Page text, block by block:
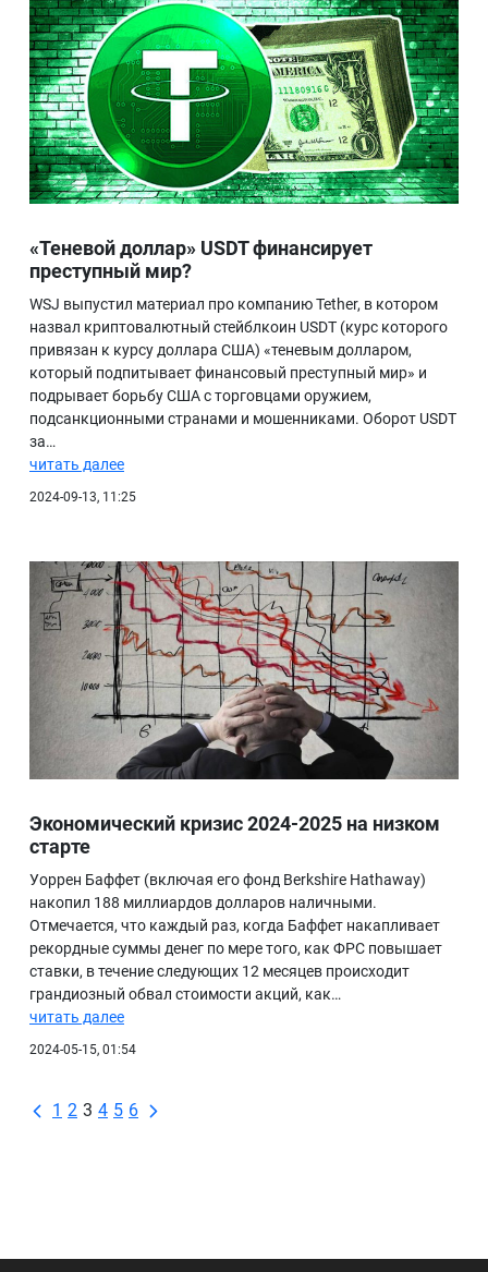
«Теневой доллар» USDT финансирует
преступный мир?
WSJ выпустил материал про компанию Tether, в котором
назвал криптовалютный стейблкоин USDT (курс которого
привязан к курсу доллара США) «теневым долларом,
который подпитывает финансовый преступный мир» и
подрывает борьбу США с торговцами оружием,
подсанкционными странами и мошенниками. Оборот USDT
за…
читать далее
2024-09-13, 11:25
Экономический кризис 2024-2025 на низком
старте
Уоррен Баффет (включая его фонд Berkshire Hathaway)
накопил 188 миллиардов долларов наличными.
Отмечается, что каждый раз, когда Баффет накапливает
рекордные суммы денег по мере того, как ФРС повышает
ставки, в течение следующих 12 месяцев происходит
грандиозный обвал стоимости акций, как…
читать далее
2024-05-15, 01:54
1 2 3 4 5 6